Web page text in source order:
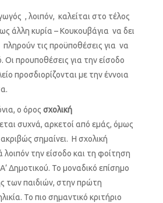
, λοιπόν, καλείται στο τέλος
άλλη κυρία – Κουκουβάγια να δει
τις προϋποθέσεις για να
Οι προυποθέσεις για την είσοδο
προσδιορίζονται με την έννοια
ο όρος σχολική
συχνά, αρκετοί από εμάς, όμως
σημαίνει. Η σχολική
την είσοδο και τη φοίτηση
Δημοτικού. Το μοναδικό επίσημο
των παιδιών, στην πρώτη
Το πιο σημαντικό κριτήριο